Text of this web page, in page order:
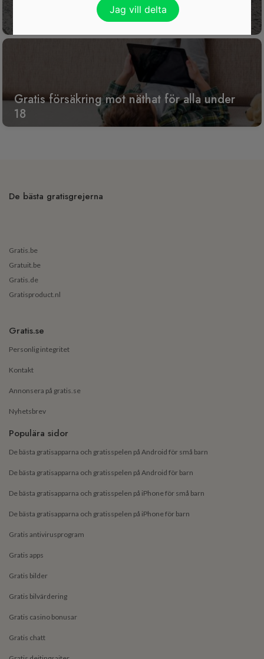
15 % rabatt på nästan allt hos Happy Socks
Gratis försäkring mot näthat för alla under
18
De bästa gratisgrejerna
Gratis.be
Gratuit.be
Gratis.de
Gratisproduct.nl
Gratis.se
Personlig integritet
Kontakt
Annonsera på gratis.se
Nyhetsbrev
Populära sidor
De bästa gratisapparna och gratisspelen på Android för små barn
De bästa gratisapparna och gratisspelen på Android för barn
De bästa gratisapparna och gratisspelen på iPhone för små barn
De bästa gratisapparna och gratisspelen på iPhone för barn
Gratis antivirusprogram
Gratis apps
Gratis bilder
Gratis bilvärdering
Gratis casino bonusar
Gratis chatt